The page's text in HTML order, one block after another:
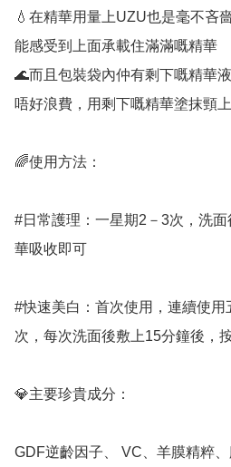
💧在精華用量上UZU也是毫不吝
能感受到上面承載住滿滿嘅精華
🌊而且包裝袋內仲有剩下嘅精華
唔好浪費，用剩下嘅精華塗抹頸
🌈使用方法：
#日常護理：一星期2－3次，洗
華吸收即可
#快速美白：首次使用，連續使
次，每次洗面後敷上15分鐘後，
💎主要珍貴成分：
GDF逆齡因子、 VC、羊膜精粹、